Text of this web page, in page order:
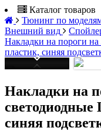
Каталог товаров
Тюнинг по
Внешний вид
Накладки на пороги
пластик, синяя
Накладки на
светодиодные
синяя